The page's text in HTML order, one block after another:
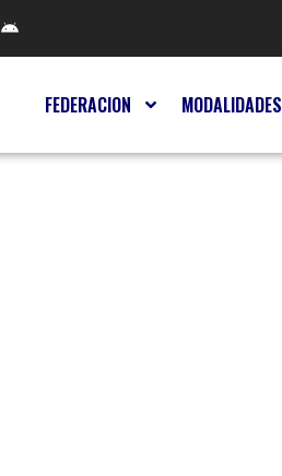
FEDERACION MODALIDADES